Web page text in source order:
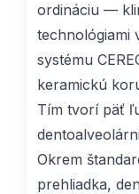
ordináciu —
technológiami
systému
keramickú
Tím tvorí päť
Okrem
prehliadka,